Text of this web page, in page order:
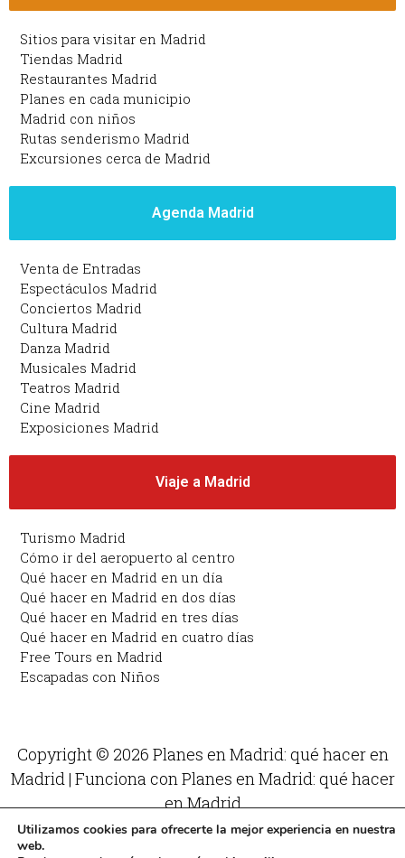
Sitios para visitar en Madrid
Tiendas Madrid
Restaurantes Madrid
Planes en cada municipio
Madrid con niños
Rutas senderismo Madrid
Excursiones cerca de Madrid
Agenda Madrid
Venta de Entradas
Espectáculos Madrid
Conciertos Madrid
Cultura Madrid
Danza Madrid
Musicales Madrid
Teatros Madrid
Cine Madrid
Exposiciones Madrid
Viaje a Madrid
Turismo Madrid
Cómo ir del aeropuerto al centro
Qué hacer en Madrid en un día
Qué hacer en Madrid en dos días
Qué hacer en Madrid en tres días
Qué hacer en Madrid en cuatro días
Free Tours en Madrid
Escapadas con Niños
Copyright © 2026 Planes en Madrid: qué hacer en
Madrid | Funciona con Planes en Madrid: qué hacer
en Madrid
Utilizamos cookies para ofrecerte la mejor experiencia en nuestra
web.